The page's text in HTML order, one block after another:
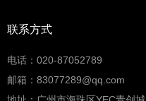
联系方式
电话：020-87052789
邮箱：83077289@qq.com